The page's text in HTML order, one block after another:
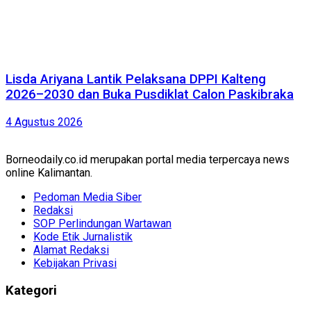
Lisda Ariyana Lantik Pelaksana DPPI Kalteng
2026–2030 dan Buka Pusdiklat Calon Paskibraka
4 Agustus 2026
Borneodaily.co.id merupakan portal media terpercaya news
online Kalimantan.
Pedoman Media Siber
Redaksi
SOP Perlindungan Wartawan
Kode Etik Jurnalistik
Alamat Redaksi
Kebijakan Privasi
Kategori